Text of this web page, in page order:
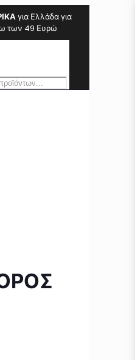
για Ελλάδα για
των 49 Ευρώ